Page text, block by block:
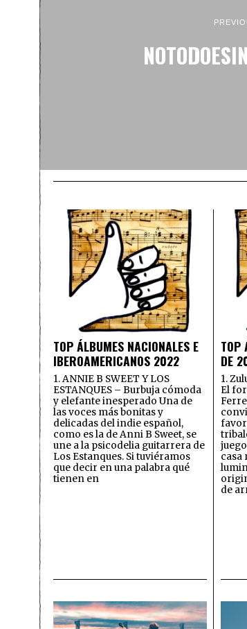
TOP ÁLBUMES NACIONALES E
IBEROAMERICANOS 2022
1. ANNIE B SWEET Y LOS
ESTANQUES – Burbuja cómoda
y elefante inesperado Una de
las voces más bonitas y
delicadas del indie español,
como es la de Anni B Sweet, se
une a la psicodelia guitarrera de
Los Estanques. Si tuviéramos
que decir en una palabra qué
tienen en
TOP
DE
1.
El
casa
de